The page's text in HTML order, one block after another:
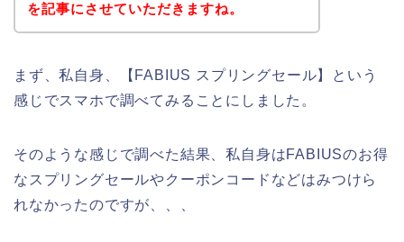
を記事にさせていただきますね。
まず、私自身、【FABIUS スプリングセール】という
感じでスマホで調べてみることにしました。
そのような感じで調べた結果、私自身はFABIUSのお得
なスプリングセールやクーポンコードなどはみつけら
れなかったのですが、、、